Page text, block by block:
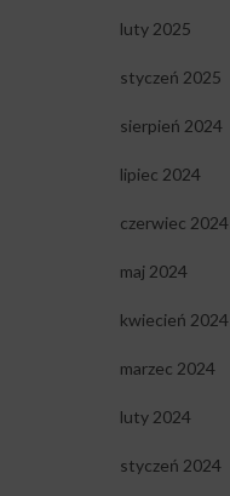
luty 2025
styczeń 2025
sierpień 2024
lipiec 2024
czerwiec 2024
maj 2024
kwiecień 2024
marzec 2024
luty 2024
styczeń 2024